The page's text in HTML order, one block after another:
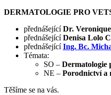
DERMATOLOGIE PRO
přednášejícíDr.
přednášejícíDenisa Lolo
přednášejícíIng. Bc.
Témata:
SO – Dermatologie
NE – Porodnictví a
Těšíme se na vás.